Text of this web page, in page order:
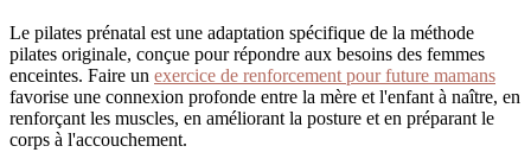
Le pilates prénatal est une adaptation spécifique de la méthode
pilates originale, conçue pour répondre aux besoins des femmes
enceintes. Faire un exercice de renforcement pour future mamans
favorise une connexion profonde entre la mère et l'enfant à naître, en
renforçant les muscles, en améliorant la posture et en préparant le
corps à l'accouchement.